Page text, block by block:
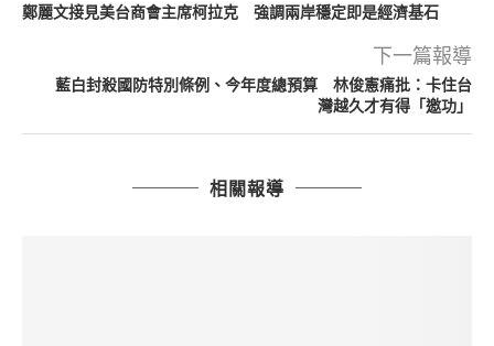
鄭麗文接見美台商會主席柯拉克 強調兩岸穩定即是經濟基石
下一篇報導
藍白封殺國防特別條例、今年度總預算 林俊憲痛批：卡住台
灣越久才有得「邀功」
相關報導